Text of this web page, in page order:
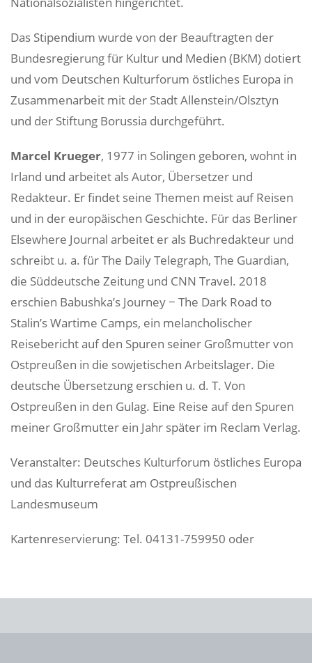
Das Stipendium wurde von der Beauftragten der
Bundesregierung für Kultur und Medien (BKM) dotiert
und vom Deutschen Kulturforum östliches Europa in
Zusammenarbeit mit der Stadt Allenstein/Olsztyn
und der Stiftung Borussia durchgeführt.
Marcel Krueger, 1977 in Solingen geboren, wohnt in
Irland und arbeitet als Autor, Übersetzer und
Redakteur. Er findet seine Themen meist auf Reisen
und in der europäischen Geschichte. Für das Berliner
Elsewhere Journal arbeitet er als Buchredakteur und
schreibt u. a. für The Daily Telegraph, The Guardian,
die Süddeutsche Zeitung und CNN Travel. 2018
erschien Babushka’s Journey − The Dark Road to
Stalin’s Wartime Camps, ein melancholischer
Reisebericht auf den Spuren seiner Großmutter von
Ostpreußen in die sowjetischen Arbeitslager. Die
deutsche Übersetzung erschien u. d. T. Von
Ostpreußen in den Gulag. Eine Reise auf den Spuren
meiner Großmutter ein Jahr später im Reclam Verlag.
Veranstalter: Deutsches Kulturforum östliches Europa
und das Kulturreferat am Ostpreußischen
Landesmuseum
Kartenreservierung: Tel. 04131-759950 oder